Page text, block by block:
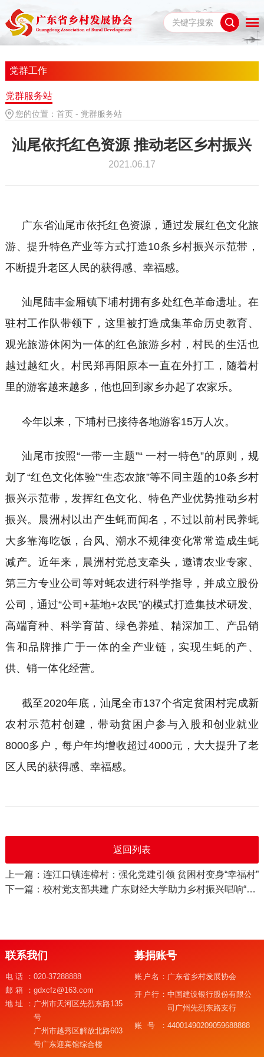
党群工作
党群服务站
您的位置： 首页 - 党群服务站
汕尾依托红色资源 推动老区乡村振兴
2021.06.17
广东省汕尾市依托红色资源，通过发展红色文化旅
游、提升特色产业等方式打造10条乡村振兴示范带，
不断提升老区人民的获得感、幸福感。
汕尾陆丰金厢镇下埔村拥有多处红色革命遗址。在
驻村工作队带领下，这里被打造成集革命历史教育、
观光旅游休闲为一体的红色旅游乡村，村民的生活也
越过越红火。村民郑再阳原本一直在外打工，随着村
里的游客越来越多，他也回到家乡办起了农家乐。
今年以来，下埔村已接待各地游客15万人次。
汕尾市按照“一带一主题”“ 一村一特色”的原则，规
划了“红色文化体验”“生态农旅”等不同主题的10条乡村
振兴示范带，发挥红色文化、特色产业优势推动乡村
振兴。晨洲村以出产生蚝而闻名，不过以前村民养蚝
大多靠海吃饭，台风、潮水不规律变化常常造成生蚝
减产。近年来，晨洲村党总支牵头，邀请农业专家、
第三方专业公司等对蚝农进行科学指导，并成立股份
公司，通过“公司+基地+农民”的模式打造集技术研发、
高端育种、科学育苗、绿色养殖、精深加工、产品销
售和品牌推广于一体的全产业链，实现生蚝的产、
供、销一体化经营。
截至2020年底，汕尾全市137个省定贫困村完成新
农村示范村创建，带动贫困户参与入股和创业就业
8000多户，每户年均增收超过4000元，大大提升了老
区人民的获得感、幸福感。
返回列表
上一篇：连江口镇连樟村：强化党建引领 贫困村变身“幸福村”
下一篇：校村党支部共建 广东财经大学助力乡村振兴唱响“三有歌”
联系我们
电话： 020-37288888
邮箱： gdxcfz@163.com
地址： 广州市天河区先烈东路135
号
广州市越秀区解放北路603
号广东迎宾馆综合楼
募捐账号
账户名： 广东省乡村发展协会
开户行：中国建设银行股份有限公
司广州先烈东路支行
账号：44001490209059688888